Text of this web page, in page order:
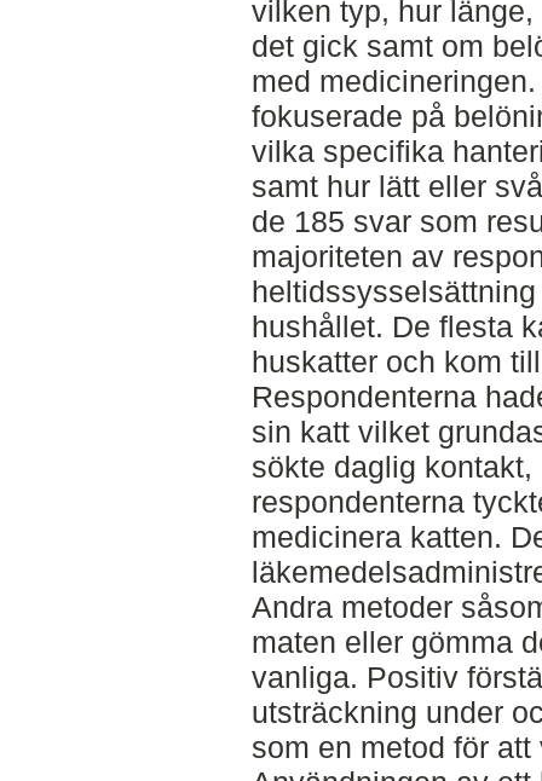
vilken typ, hur
det gick samt om
med
fokuserade på
vilka specifika
samt hur lätt eller
de 185 svar som
majoriteten av
hushållet. De flesta
huskatter och kom
Respondenterna
sin katt vilket
sökte daglig
respondenterna
medicinera katten.
Andra metoder
maten eller gömma
vanliga. Positiv
utsträckning under
som en metod för